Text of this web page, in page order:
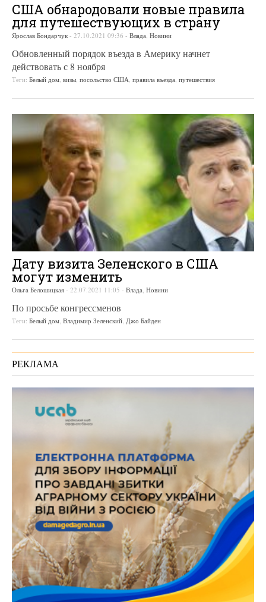
США обнародовали новые правила
для путешествующих в страну
Ярослав Бондарчук - 27.10.2021 09:36 - Влада, Новини
Обновленный порядок въезда в Америку начнет
действовать с 8 ноября
Теги: Белый дом, визы, посольство США, правила въезда, путешествия
Дату визита Зеленского в США
могут изменить
Ольга Белошицкая - 22.07.2021 11:05 - Влада Новини
По просьбе конгрессменов
Теги: Белый дом Владимир Зеленский Джо Байден
РЕКЛАМА